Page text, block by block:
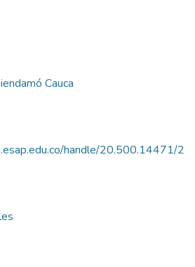
Cauca
handle/20.500.14471/2